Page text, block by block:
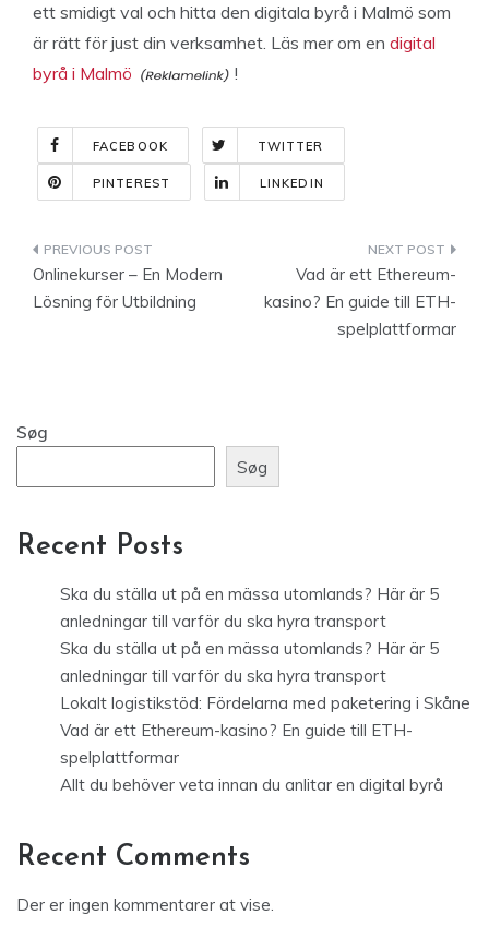
ett smidigt val och hitta den digitala byrå i Malmö som
är rätt för just din verksamhet. Läs mer om en digital
byrå i Malmö
!
FACEBOOK TWITTER
PINTEREST LINKEDIN
Indlægsnavigation
Onlinekurser – En Modern
Lösning för Utbildning
Vad är ett Ethereum-
kasino? En guide till ETH-
spelplattformar
Søg
Søg
Recent Posts
Ska du ställa ut på en mässa utomlands? Här är 5
anledningar till varför du ska hyra transport
Ska du ställa ut på en mässa utomlands? Här är 5
anledningar till varför du ska hyra transport
Lokalt logistikstöd: Fördelarna med paketering i Skåne
Vad är ett Ethereum-kasino? En guide till ETH-
spelplattformar
Allt du behöver veta innan du anlitar en digital byrå
Recent Comments
Der er ingen kommentarer at vise.